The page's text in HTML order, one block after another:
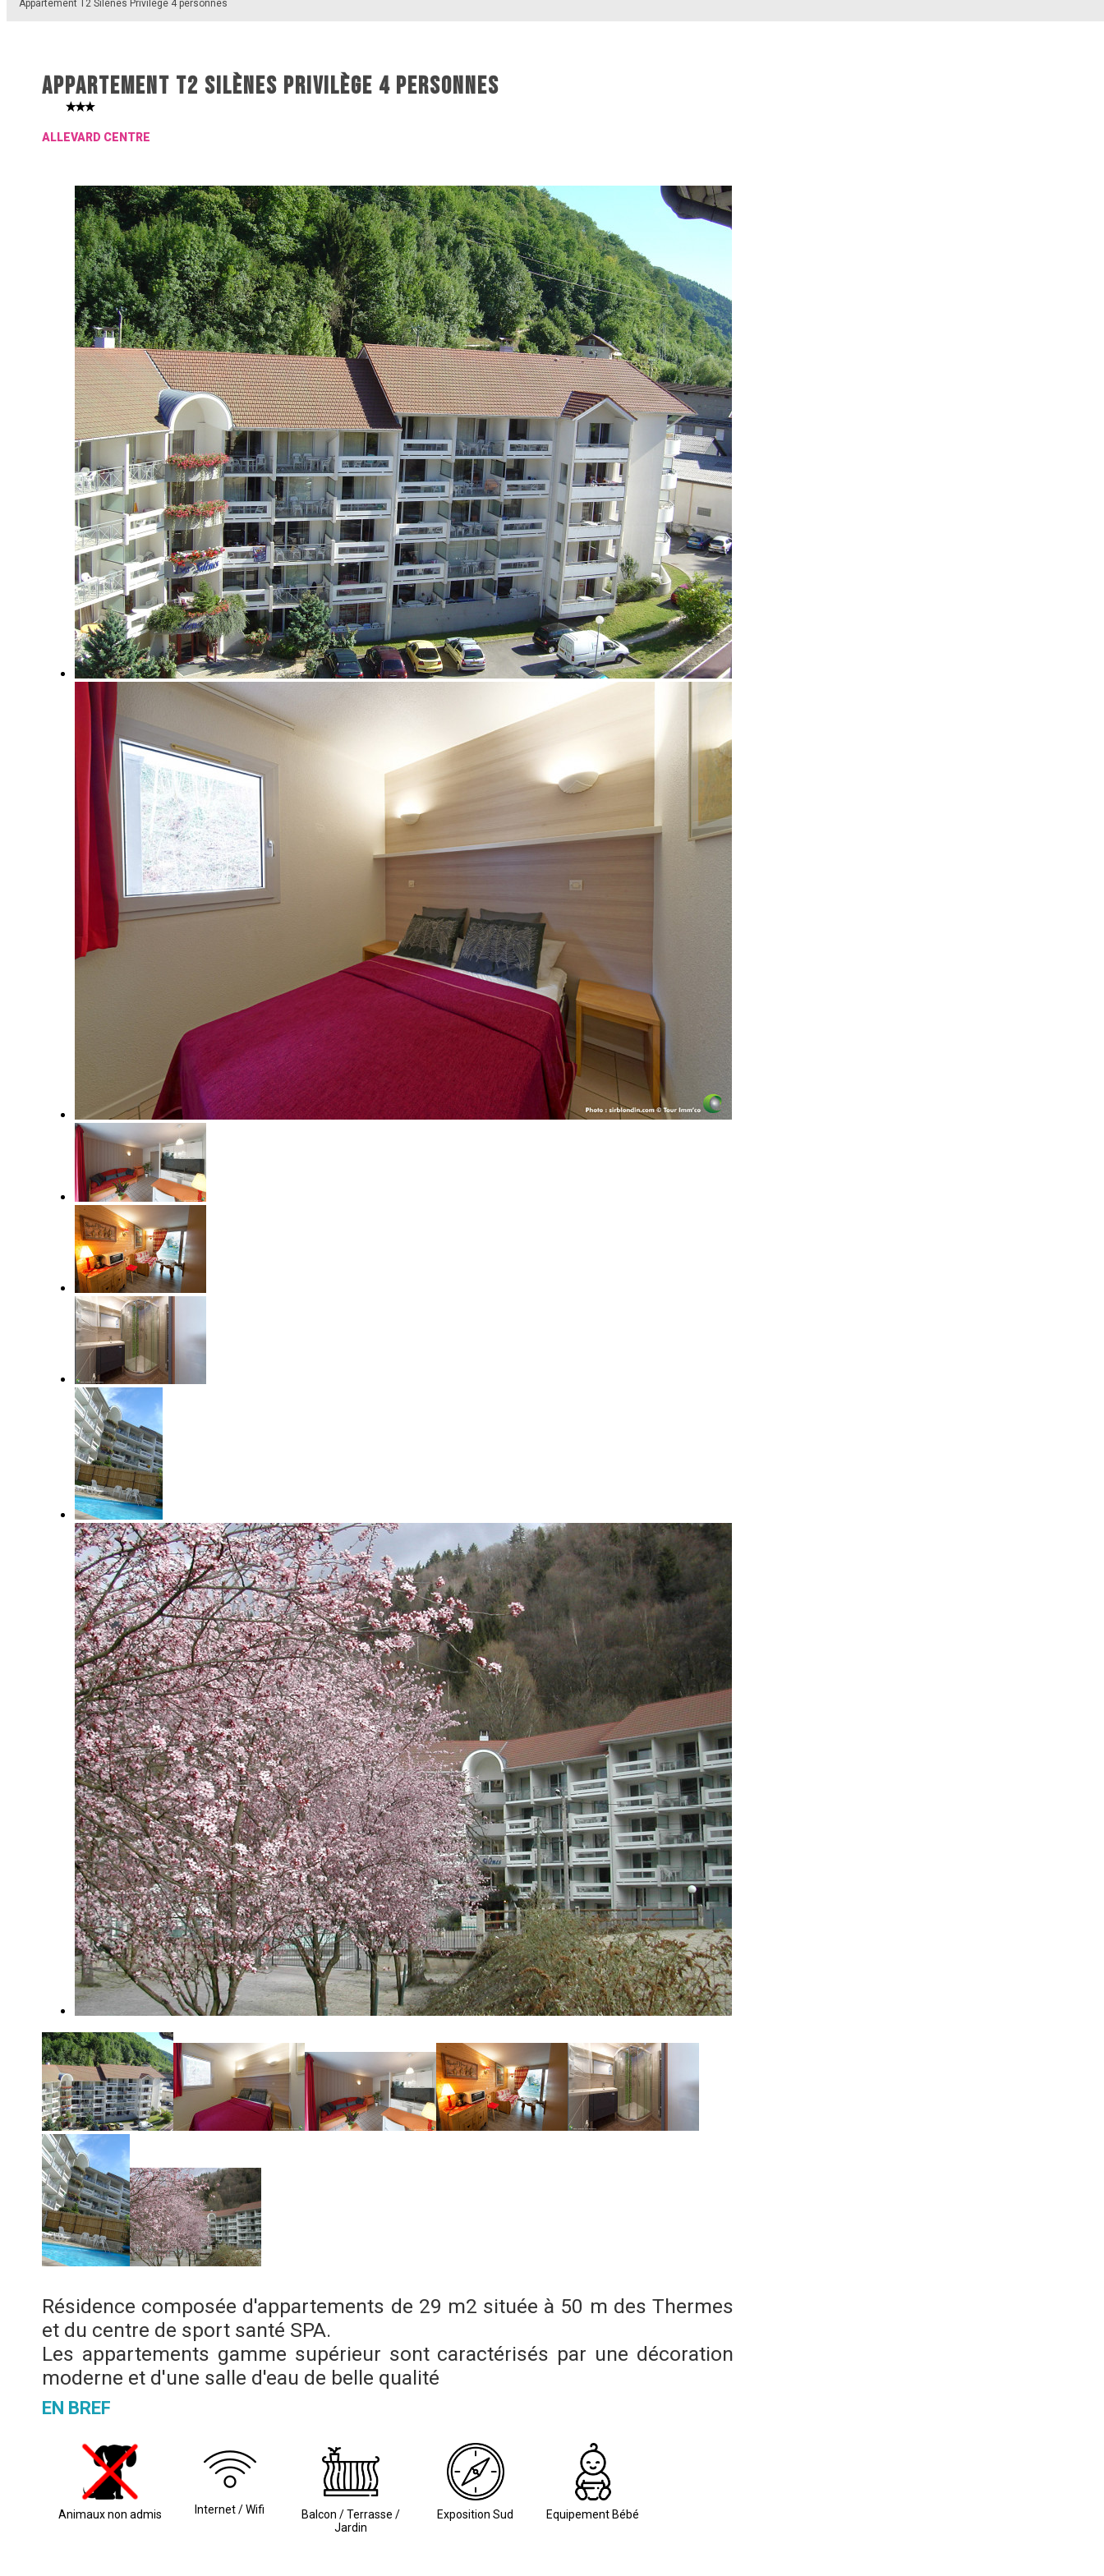
Appartement T2 Silènes Privilège 4 personnes
APPARTEMENT T2 SILÈNES PRIVILÈGE 4 PERSONNES
ALLEVARD CENTRE
Résidence composée d'appartements de 29 m2 située à 50 m des Thermes
et du centre de sport santé SPA.
Les appartements gamme supérieur sont caractérisés par une décoration
moderne et d'une salle d'eau de belle qualité
EN BREF
Animaux non admis Internet / Wifi
Balcon / Terrasse /
Jardin
Exposition Sud Equipement Bébé